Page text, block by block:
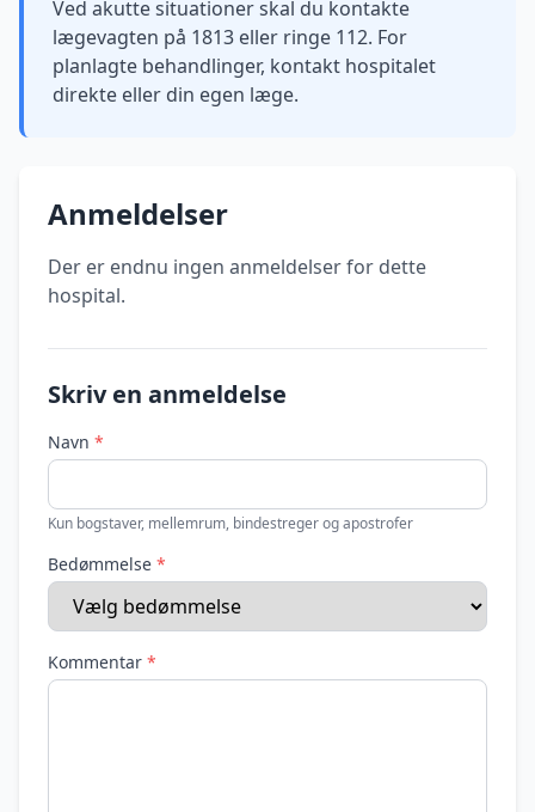
Ved akutte situationer skal du kontakte
lægevagten på 1813 eller ringe 112. For
planlagte behandlinger, kontakt hospitalet
direkte eller din egen læge.
Anmeldelser
Der er endnu ingen anmeldelser for dette
hospital.
Skriv en anmeldelse
Navn *
Kun bogstaver, mellemrum, bindestreger og apostrofer
Bedømmelse *
Kommentar *